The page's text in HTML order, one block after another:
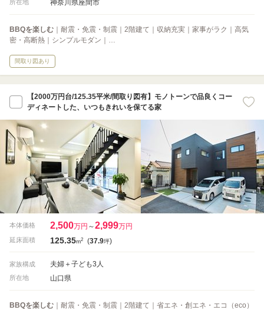
所在地 神奈川県座間市
BBQを楽しむ ｜耐震・免震・制震｜2階建て｜収納充実｜家事がラク｜高気
密・高断熱｜シンプルモダン｜…
間取り図あり
【2000万円台/125.35平米/間取り図有】モノトーンで品良くコー
ディネートした、いつもきれいを保てる家
本体価格 2,500万円 ～2,999万円
延床面積 125.35m2 (37.9坪)
家族構成 夫婦＋子ども3人
所在地 山口県
BBQを楽しむ ｜耐震・免震・制震｜2階建て｜省エネ・創エネ・エコ（eco）